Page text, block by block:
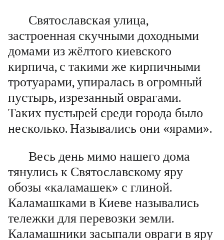
Святославская улица,
застроенная скучными доходными
домами из жёлтого киевского
кирпича, с такими же кирпичными
тротуарами, упиралась в огромный
пустырь, изрезанный оврагами.
Таких пустырей среди города было
несколько. Назывались они «ярами».
Весь день мимо нашего дома
тянулись к Святославскому яру
обозы «каламашек» с глиной.
Каламашками в Киеве назывались
тележки для перевозки земли.
Каламашники засыпали овраги в яру